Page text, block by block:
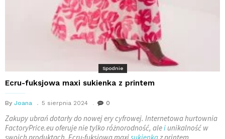
Spodnie
Ecru-fuksjowa maxi sukienka z printem
By Joana 5 sierpnia 2024 0
Zakupy ubrań dotarły do nowej ery cyfrowej. Internetowa hurtownia
FactoryPrice.eu oferuje nie tylko różnorodność, alei unikalność w
swoich produktach. Ecru-fuksjowa maxisukienkaz printem,